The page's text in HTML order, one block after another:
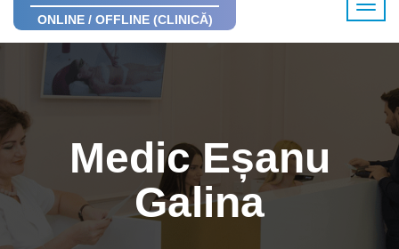
ONLINE / OFFLINE (CLINICĂ)
Medic Eșanu
Galina